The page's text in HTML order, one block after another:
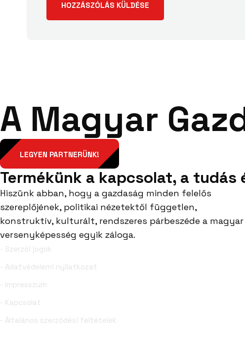
A Magyar
LEGYEN PARTNERÜNK!
Termékünk a kapcsolat, a tudás
Hiszünk abban, hogy a gazdaság minden felelős
szereplőjének, politikai nézetektől független,
konstruktív, kulturált, rendszeres párbeszéde a magyar
versenyképesség egyik záloga.
- Szerzői jogok
- Adatvédelemi nyilatkozat
- Impresszum
- Kapcsolat
- Általános szerződési feltételek